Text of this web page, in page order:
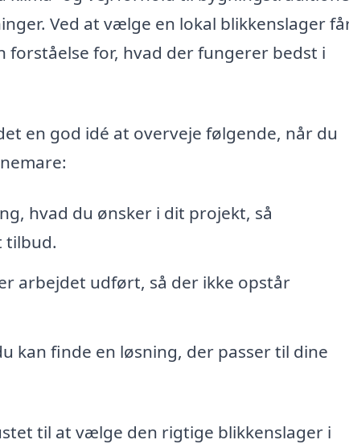
Ved at vælge en lokal blikkenslager
forståelse for, hvad der fungerer bedst i
en god idé at overveje følgende, når du
hvad du ønsker i dit projekt, så
tilbud.
arbejdet udført, så der ikke opstår
kan finde en løsning, der passer til dine
til at vælge den rigtige blikkenslager i